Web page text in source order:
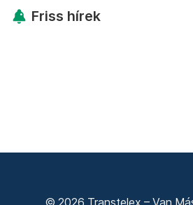
Friss hírek